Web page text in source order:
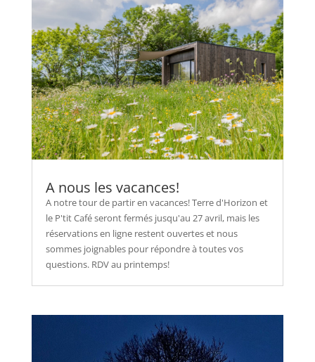
A nous les vacances!
A notre tour de partir en vacances! Terre d'Horizon et
le P'tit Café seront fermés jusqu'au 27 avril, mais les
réservations en ligne restent ouvertes et nous
sommes joignables pour répondre à toutes vos
questions. RDV au printemps!